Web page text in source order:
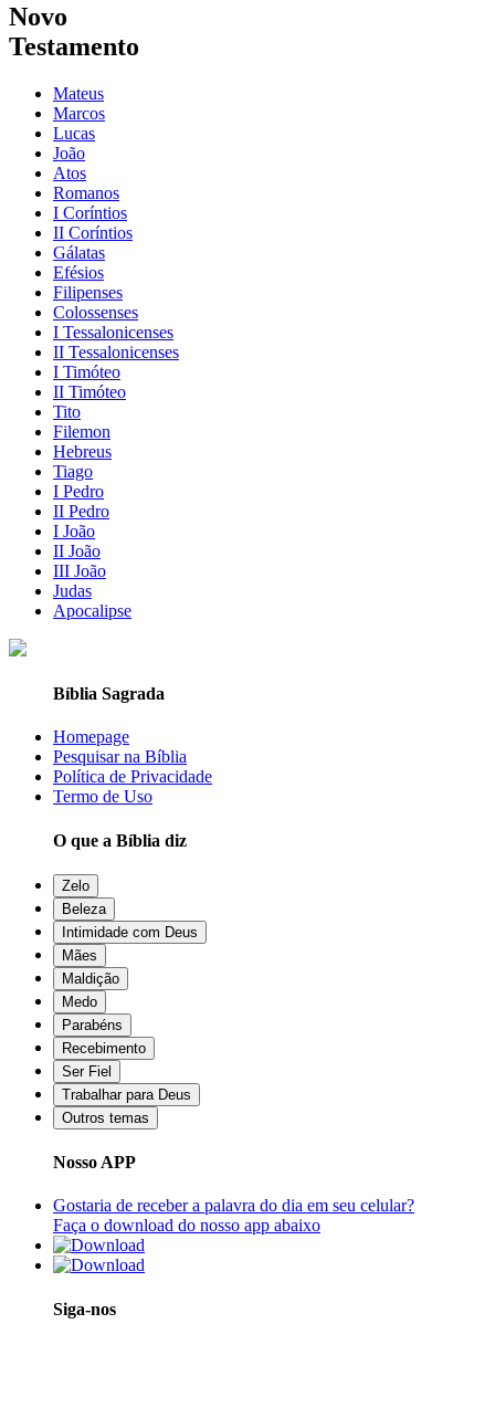
Novo
Testamento
Mateus
Marcos
Lucas
João
Atos
Romanos
I Coríntios
II Coríntios
Gálatas
Efésios
Filipenses
Colossenses
I Tessalonicenses
II Tessalonicenses
I Timóteo
II Timóteo
Tito
Filemon
Hebreus
Tiago
I Pedro
II Pedro
I João
II João
III João
Judas
Apocalipse
Bíblia Sagrada
Homepage
Pesquisar na Bíblia
Política de Privacidade
Termo de Uso
O que a Bíblia diz
Zelo
Beleza
Intimidade com Deus
Mães
Maldição
Medo
Parabéns
Recebimento
Ser Fiel
Trabalhar para Deus
Outros temas
Nosso APP
Gostaria de receber a palavra do dia em seu celular?
Faça o download do nosso app abaixo
Siga-nos